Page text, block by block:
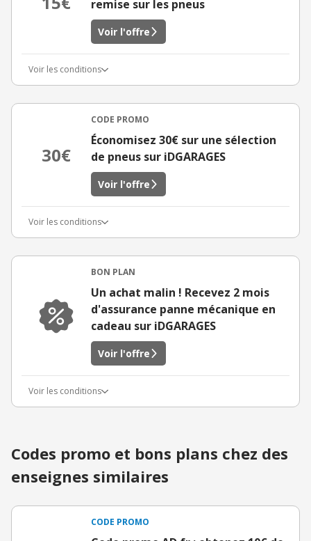
remise sur les pneus
Voir l'offre
Voir les conditions
30€
CODE PROMO
Économisez 30€ sur une sélection
de pneus sur iDGARAGES
Voir l'offre
Voir les conditions
BON PLAN
Un achat malin ! Recevez 2 mois
d'assurance panne mécanique en
cadeau sur iDGARAGES
Voir l'offre
Voir les conditions
Codes promo et bons plans chez des
enseignes similaires
CODE PROMO